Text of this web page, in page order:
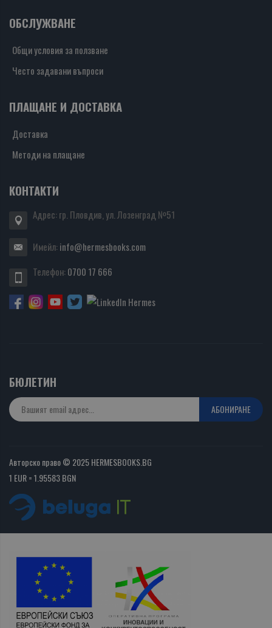
ОБСЛУЖВАНЕ
Общи условия за ползване
Често задавани въпроси
ПЛАЩАНЕ И ДОСТАВКА
Доставка
Методи на плащане
КОНТАКТИ
Адрес: гр. Пловдив, ул. Лозенград №51
Имейл:info@hermesbooks.com
Телефон:0700 17 666
БЮЛЕТИН
АБОНИРАНЕ
Авторско право © 2025 HERMESBOOKS.BG
1 EUR = 1.95583 BGN